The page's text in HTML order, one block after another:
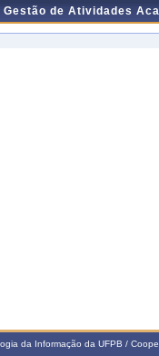
de Atividades
da Informação da UFPB /